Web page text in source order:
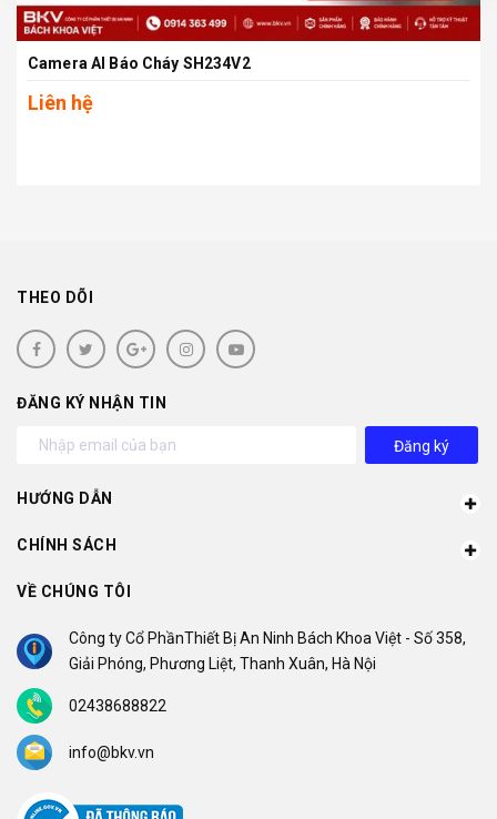
Camera AI Báo Cháy SH234V2
Liên hệ
THEO DÕI
ĐĂNG KÝ NHẬN TIN
Đăng ký
HƯỚNG DẪN
CHÍNH SÁCH
VỀ CHÚNG TÔI
Công ty Cổ PhầnThiết Bị An Ninh Bách Khoa Việt - Số 358,
Giải Phóng, Phương Liệt, Thanh Xuân, Hà Nội
02438688822
info@bkv.vn